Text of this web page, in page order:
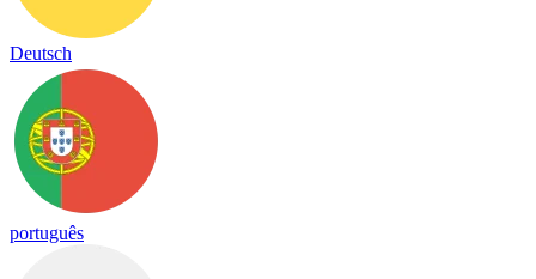
Deutsch
português